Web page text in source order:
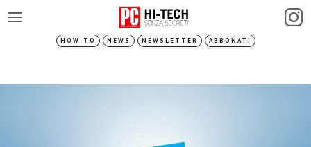
HOW-TO NEWS NEWSLETTER ABBONATI